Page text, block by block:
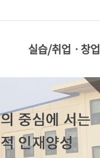
실습/취업ㆍ창업